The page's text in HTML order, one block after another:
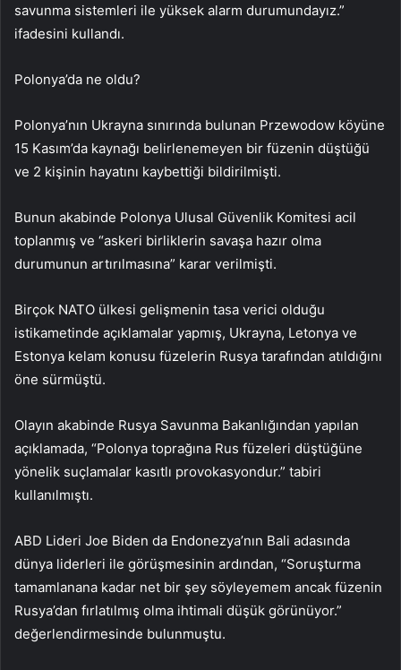
savunma sistemleri ile yüksek alarm durumundayız.”
ifadesini kullandı.
Polonya’da ne oldu?
Polonya’nın Ukrayna sınırında bulunan Przewodow köyüne
15 Kasım’da kaynağı belirlenemeyen bir füzenin düştüğü
ve 2 kişinin hayatını kaybettiği bildirilmişti.
Bunun akabinde Polonya Ulusal Güvenlik Komitesi acil
toplanmış ve “askeri birliklerin savaşa hazır olma
durumunun artırılmasına” karar verilmişti.
Birçok NATO ülkesi gelişmenin tasa verici olduğu
istikametinde açıklamalar yapmış, Ukrayna, Letonya ve
Estonya kelam konusu füzelerin Rusya tarafından atıldığını
öne sürmüştü.
Olayın akabinde Rusya Savunma Bakanlığından yapılan
açıklamada, “Polonya toprağına Rus füzeleri düştüğüne
yönelik suçlamalar kasıtlı provokasyondur.” tabiri
kullanılmıştı.
ABD Lideri Joe Biden da Endonezya’nın Bali adasında
dünya liderleri ile görüşmesinin ardından, “Soruşturma
tamamlanana kadar net bir şey söyleyemem ancak füzenin
Rusya’dan fırlatılmış olma ihtimali düşük görünüyor.”
değerlendirmesinde bulunmuştu.